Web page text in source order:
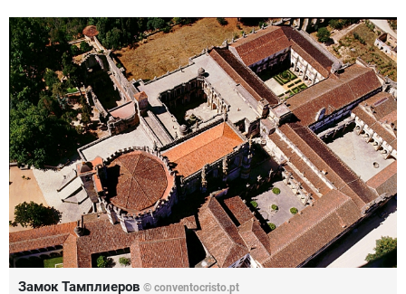
Замок Тамплиеров © conventocristo.pt